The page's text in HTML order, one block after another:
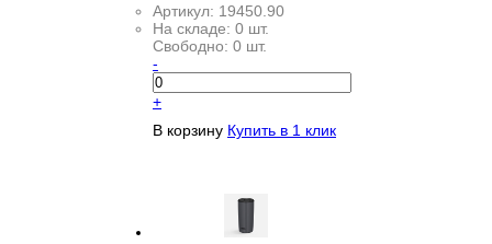
Артикул: 19450.90
На складе: 0 шт.
Свободно: 0 шт.
-
+
В корзину Купить в 1 клик